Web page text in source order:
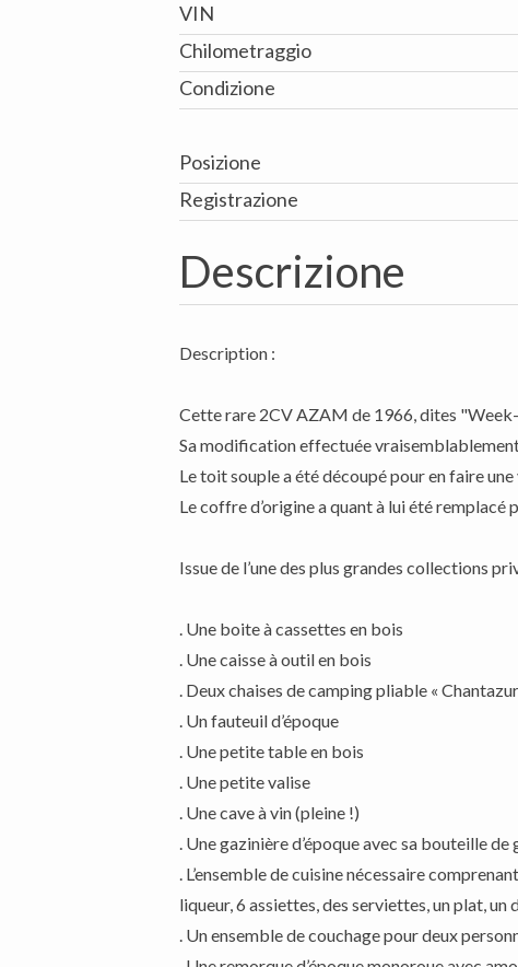
VIN
Chilometraggio
Condizione
Posizione
Registrazione
Descrizione
Description :
Cette rare 2CV AZAM de 1966, dites
Sa modification effectuée
Le toit souple a été découpé pour en faire
Le coffre d’origine a quant à lui été remplacé
Issue de l’une des plus grandes collections
. Une boite à cassettes en bois
. Une caisse à outil en bois
. Deux chaises de camping pliable «
. Un fauteuil d’époque
. Une petite table en bois
. Une petite valise
. Une cave à vin (pleine !)
. Une gazinière d’époque avec sa bouteille de
. L’ensemble de cuisine nécessaire
liqueur, 6 assiettes, des serviettes, un plat, un
. Un ensemble de couchage pour deux